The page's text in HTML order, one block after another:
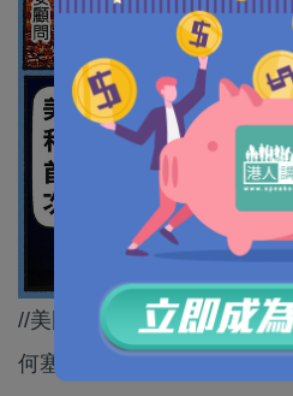
//美國政客對民眾洗腦，灌
何塞・維加呢啲清醒嘅人！//